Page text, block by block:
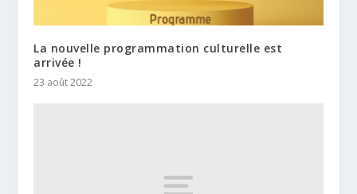
La nouvelle programmation culturelle est
arrivée !
23 août 2022